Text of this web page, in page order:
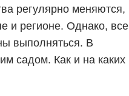
регулярно меняются,
и регионе. Однако, все
выполняться. В
садом. Как и на каких